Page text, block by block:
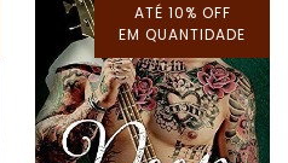
ATÉ 10% OFF
EM QUANTIDADE